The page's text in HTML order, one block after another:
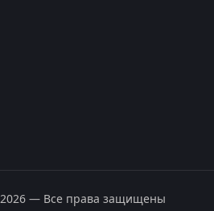
2026— Все права защищены